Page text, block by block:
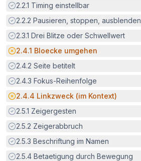
Erfüllt:
2.2.1 Timing einstellbar
Erfüllt:
2.2.2 Pausieren, stoppen, ausblenden
Erfüllt:
2.3.1 Drei Blitze oder Schwellwert
Potenzielle Barriere:
2.4.1 Bloecke umgehen
Erfüllt:
2.4.2 Seite betitelt
Erfüllt:
2.4.3 Fokus-Reihenfolge
Potenzielle Barriere:
2.4.4 Linkzweck (im Kontext)
Erfüllt:
2.5.1 Zeigergesten
Erfüllt:
2.5.2 Zeigerabbruch
Erfüllt:
2.5.3 Beschriftung im Namen
Erfüllt:
2.5.4 Betaetigung durch Bewegung